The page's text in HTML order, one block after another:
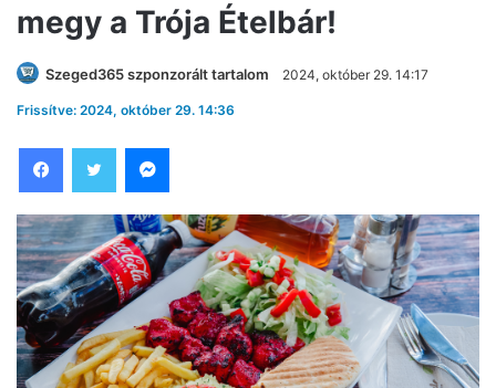
megy a Trója Ételbár!
Szeged365 szponzorált tartalom 2024, október 29. 14:17
Frissítve: 2024, október 29. 14:36